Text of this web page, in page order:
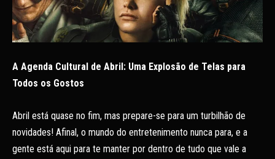
A Agenda Cultural de Abril: Uma Explosão de Telas para
Todos os Gostos
Abril está quase no fim, mas prepare-se para um turbilhão de
novidades! Afinal, o mundo do entretenimento nunca para, e a
gente está aqui para te manter por dentro de tudo que vale a